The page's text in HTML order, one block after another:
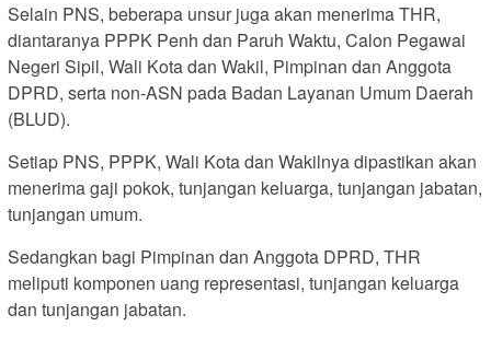
Selain PNS, beberapa unsur juga akan menerima THR,
diantaranya PPPK Penh dan Paruh Waktu, Calon Pegawai
Negeri Sipil, Wali Kota dan Wakil, Pimpinan dan Anggota
DPRD, serta non-ASN pada Badan Layanan Umum Daerah
(BLUD).
Setiap PNS, PPPK, Wali Kota dan Wakilnya dipastikan akan
menerima gaji pokok, tunjangan keluarga, tunjangan jabatan,
tunjangan umum.
Sedangkan bagi Pimpinan dan Anggota DPRD, THR
meliputi komponen uang representasi, tunjangan keluarga
dan tunjangan jabatan.